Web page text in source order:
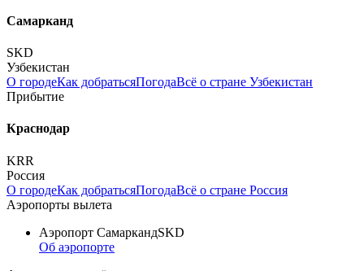
Самарканд
SKD
Узбекистан
О городеКак добратьсяПогодаВсё о стране Узбекистан
Прибытие
Краснодар
KRR
Россия
О городеКак добратьсяПогодаВсё о стране Россия
Аэропорты вылета
Аэропорт СамаркандSKD
Об аэропорте